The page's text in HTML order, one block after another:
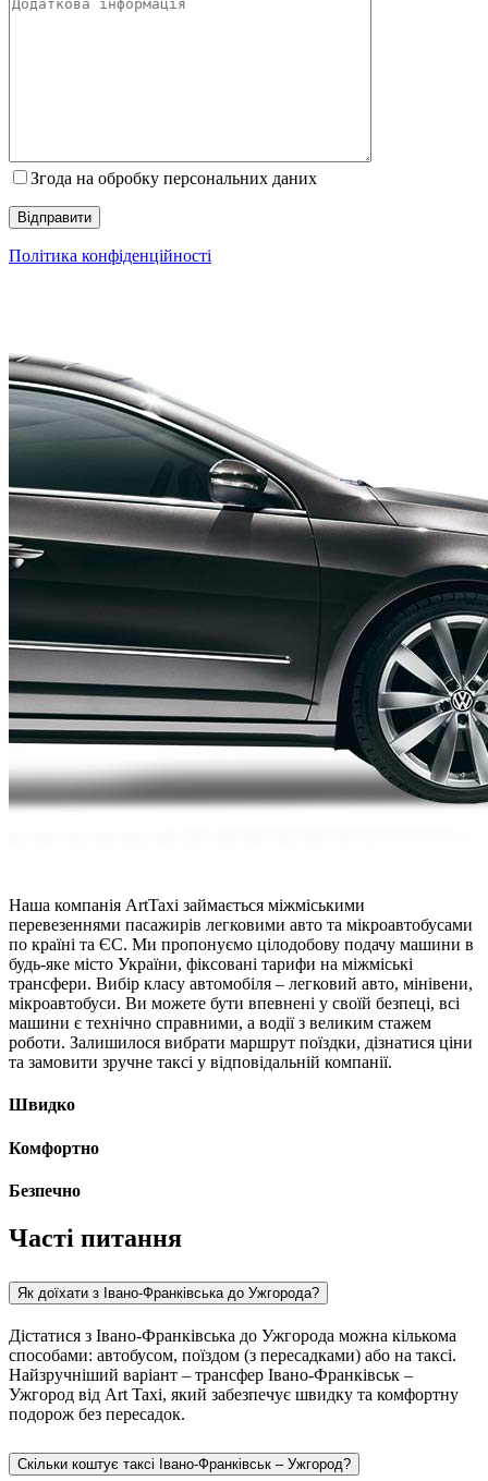
Згода на обробку персональних даних
Політика конфіденційності
Наша компанія ArtTaxi займається міжміськими
перевезеннями пасажирів легковими авто та мікроавтобусами
по країні та ЄС. Ми пропонуємо цілодобову подачу машини в
будь-яке місто України, фіксовані тарифи на міжміські
трансфери. Вибір класу автомобіля – легковий авто, мінівени,
мікроавтобуси. Ви можете бути впевнені у своїй безпеці, всі
машини є технічно справними, а водії з великим стажем
роботи. Залишилося вибрати маршрут поїздки, дізнатися ціни
та замовити зручне таксі у відповідальній компанії.
Швидко
Комфортно
Безпечно
Часті питання
Як доїхати з Івано-Франківська до Ужгорода?
Дістатися з Івано-Франківська до Ужгорода можна кількома
способами: автобусом, поїздом (з пересадками) або на таксі.
Найзручніший варіант – трансфер Івано-Франківськ –
Ужгород від Art Taxi, який забезпечує швидку та комфортну
подорож без пересадок.
Скільки коштує таксі Івано-Франківськ – Ужгород?